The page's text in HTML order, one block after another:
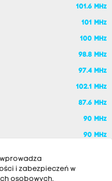
101.6 MHz
101 MHz
100 MHz
98.8 MHz
97.4 MHz
102.1 MHz
87.6 MHz
90 MHz
90 MHz
i zabezpieczeń w
osobowych.